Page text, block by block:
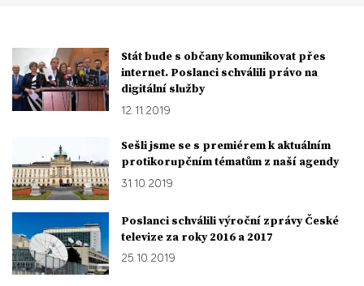
Stát bude s občany komunikovat přes
internet. Poslanci schválili právo na
digitální služby
12. 11. 2019
Sešli jsme se s premiérem k aktuálním
protikorupčním tématům z naší agendy
31. 10. 2019
Poslanci schválili výroční zprávy České
televize za roky 2016 a 2017
25. 10. 2019